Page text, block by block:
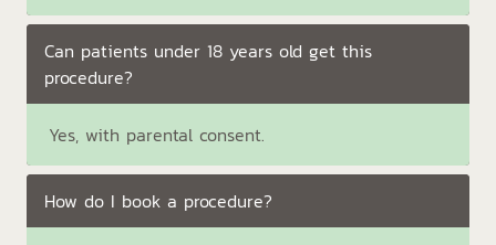
Can patients under 18 years old get this
procedure?
Yes, with parental consent.
How do I book a procedure?